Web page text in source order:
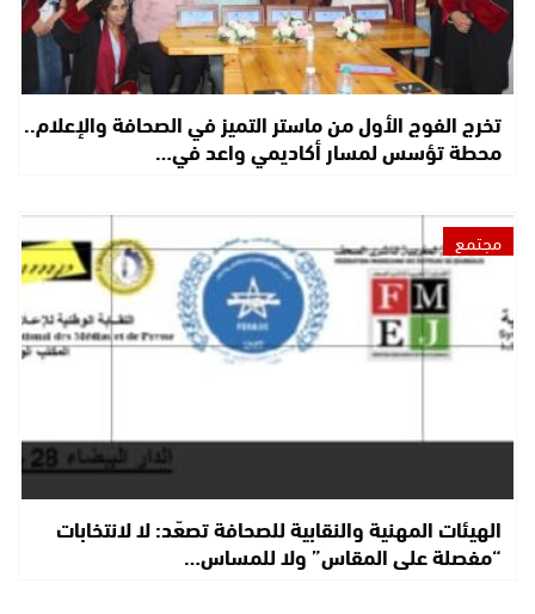
تخرج الفوج الأول من ماستر التميز في الصحافة والإعلام..
محطة تؤسس لمسار أكاديمي واعد في…
مجتمع
الهيئات المهنية والنقابية للصحافة تصعّد: لا لانتخابات
“مفصلة على المقاس” ولا للمساس…